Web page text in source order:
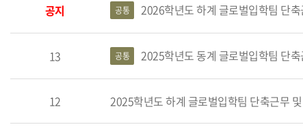
공지 공통 2026학년도 하계 글로벌입학팀 단축근무
13 공통 2025학년도 동계 글로벌입학팀 단축근
12